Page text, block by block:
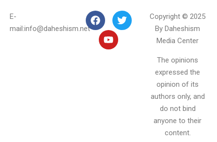
E-
mail:info@daheshism.net
Copyright © 2025
By Daheshism
Media Center
The opinions
expressed the
opinion of its
authors only, and
do not bind
anyone to their
content.